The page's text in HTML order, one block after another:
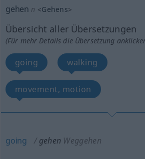
gehen n <Gehens>
Übersicht aller Übersetzungen
(Für mehr Details die Übersetzung
going walking
movement, motion
going gehen Weggehen